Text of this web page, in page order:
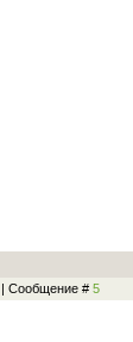
| Сообщение # 5